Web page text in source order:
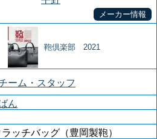
メーカー情報
鞄倶楽部 2021
ーム・スタッフ
ん
ッチバッグ（豊岡製鞄）